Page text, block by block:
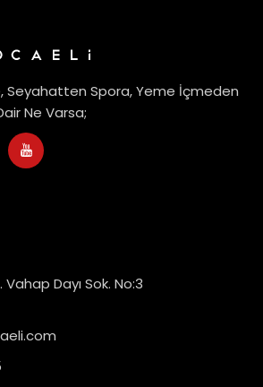
Seyahatten Spora, Yeme İçmeden
Ne Varsa;
Dayı Sok. No:3